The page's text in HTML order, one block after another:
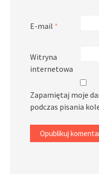
E-mail *
Witryna
internetowa
Zapamiętaj moje
podczas pisania